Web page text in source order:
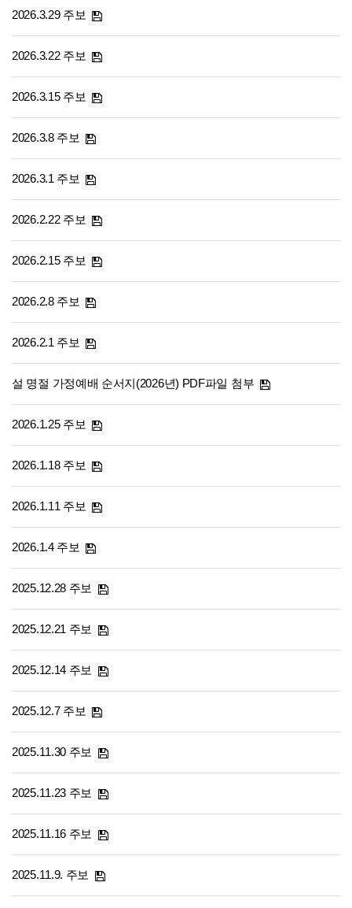
2026.3.29 주보
2026.3.22 주보
2026.3.15 주보
2026.3.8 주보
2026.3.1 주보
2026.2.22 주보
2026.2.15 주보
2026.2.8 주보
2026.2.1 주보
설 명절 가정예배 순서지(2026년) PDF파일 첨부
2026.1.25 주보
2026.1.18 주보
2026.1.11 주보
2026.1.4 주보
2025.12.28 주보
2025.12.21 주보
2025.12.14 주보
2025.12.7 주보
2025.11.30 주보
2025.11.23 주보
2025.11.16 주보
2025.11.9. 주보